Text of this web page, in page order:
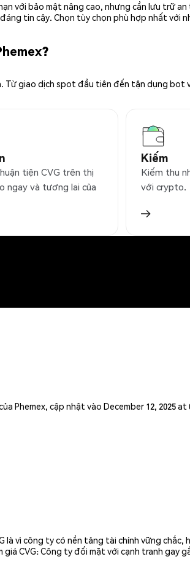
với bảo mật nâng cao, nhưng cần lưu trữ
tin cậy. Chọn tùy chọn phù hợp nhất với
Từ giao dịch spot đầu tiên đến tận dụng
tiện CVG trên thị
ngay và tương lai của
Kiếm
Kiếm thu
với crypto.
cập nhật vào December 12, 2025 at
là vì công ty có nền tảng tài chính vững
CVG: Công ty đối mặt với cạnh tranh